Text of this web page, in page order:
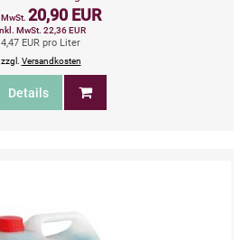
20,90 EUR
MwSt. 22,36 EUR
4,47 EUR pro Liter
zzgl. Versandkosten
Details